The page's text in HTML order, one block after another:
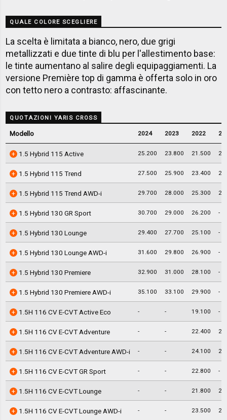
QUALE COLORE SCEGLIERE
La scelta è limitata a bianco, nero, due grigi
metallizzati e due tinte di blu per l'allestimento base:
le tinte aumentano al salire degli equipaggiamenti. La
versione Première top di gamma è offerta solo in oro
con tetto nero a contrasto: affascinante.
QUOTAZIONI YARIS CROSS
Modello 2024 2023 2022
1.5 Hybrid 115 Active 25.200 23.800 21.500
1.5 Hybrid 115 Trend 27.500 25.900 23.400
1.5 Hybrid 115 Trend AWD-i 29.700 28.000 25.300
1.5 Hybrid 130 GR Sport 30.700 29.000 26.200 -
1.5 Hybrid 130 Lounge 29.400 27.700 25.100 -
1.5 Hybrid 130 Lounge AWD-i 31.600 29.800 26.900 -
1.5 Hybrid 130 Premiere 32.900 31.000 28.100 -
1.5 Hybrid 130 Premiere AWD-i 35.100 33.100 29.900 -
1.5H 116 CV E-CVT Active Eco - - 19.100 -
1.5H 116 CV E-CVT Adventure - - 22.400
1.5H 116 CV E-CVT Adventure AWD-i - - 24.100
1.5H 116 CV E-CVT GR Sport - - 22.800 -
1.5H 116 CV E-CVT Lounge - - 21.800
1.5H 116 CV E-CVT Lounge AWD-i - - 23.500